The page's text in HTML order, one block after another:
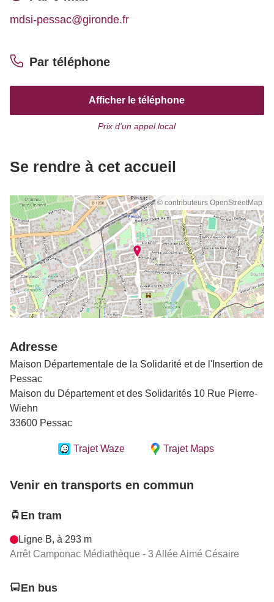
Par téléphone
Afficher le téléphone
Prix d’un appel local
mdsi-pessac@gironde.fr
Se rendre à cet accueil
© contributeurs OpenStreetMap
Adresse
Maison Départementale de la Solidarité et de l'Insertion de
Pessac
Maison du Département et des Solidarités 10 Rue Pierre-
Wiehn
33600 Pessac
Trajet Waze Trajet Maps
Venir en transports en commun
En tram
Ligne B, à 293 m
Arrêt Camponac Médiathèque - 3 Allée Aimé Césaire
En bus